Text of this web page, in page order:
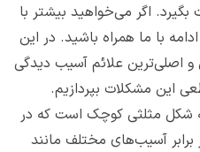
اگر می‌خواهید بیشتر با
با ما همراه باشید. در این
و اصلی‌ترین علائم آسیب دیدگی
این مشکلات بپردازیم.
شکل مثلثی کوچک است که در
برابر آسیب‌های مختلف مانند